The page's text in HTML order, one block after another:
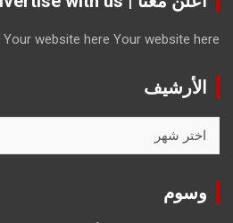
Your website here Your website here
الأرشيف
وسوم